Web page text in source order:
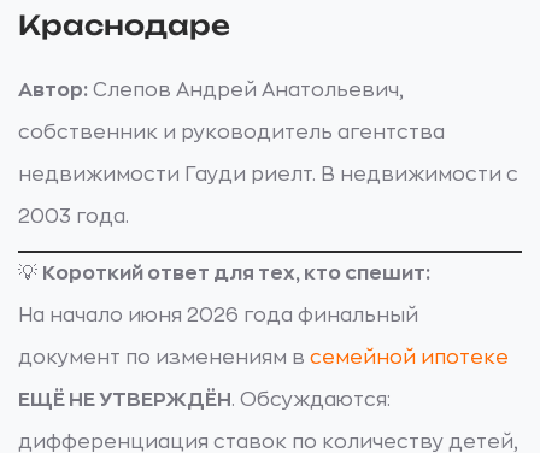
Краснодаре
Автор: Слепов Андрей Анатольевич,
собственник и руководитель агентства
недвижимости Гауди риелт. В недвижимости с
2003 года.
💡 Короткий ответ для тех, кто спешит:
На начало июня 2026 года финальный
документ по изменениям в семейной ипотеке
ЕЩЁ НЕ УТВЕРЖДЁН . Обсуждаются:
дифференциация ставок по количеству детей,